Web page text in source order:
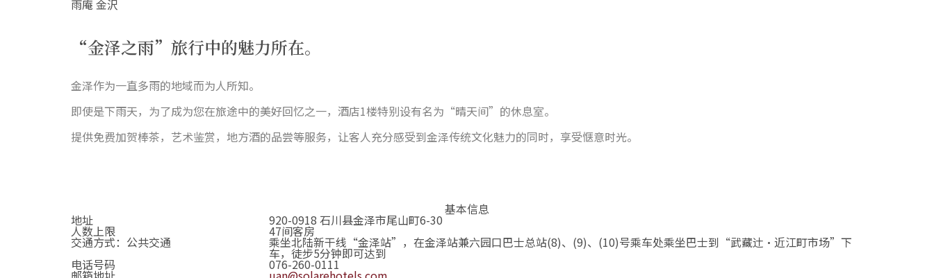
“金泽之雨”旅行中的魅力所在。
金泽作为一直多雨的地域而为人所知。
即使是下雨天，为了成为您在旅途中的美好回忆之一，酒店1楼特别设有名为“晴天间”的休息室。
提供免费加贺棒茶，艺术鉴赏，地方酒的品尝等服务，让客人充分感受到金泽传统文化魅力的同时，享受惬意时光。
基本信息
地址 920-0918 石川县金泽市尾山町6-30
人数上限 47间客房
交通方式：公共交通 乘坐北陆新干线“金泽站”，在金泽站兼六园口巴士总站(8)、(9)、(10)号乘车处乘坐巴士到“武藏辻·近江町市场”下
车，徒步5分钟即可达到
电话号码 076-260-0111